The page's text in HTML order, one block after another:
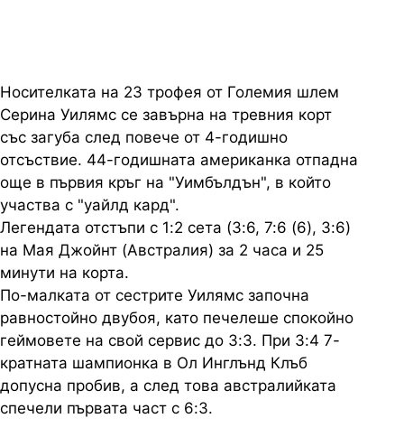
Носителката на 23 трофея от Големия шлем
Серина Уилямс се завърна на тревния корт
със загуба след повече от 4-годишно
отсъствие. 44-годишната американка отпадна
още в първия кръг на "Уимбълдън", в който
участва с "уайлд кард".
Легендата отстъпи с 1:2 сета (3:6, 7:6 (6), 3:6)
на Мая Джойнт (Австралия) за 2 часа и 25
минути на корта.
По-малката от сестрите Уилямс започна
равностойно двубоя, като печелеше спокойно
геймовете на свой сервис до 3:3. При 3:4 7-
кратната шампионка в Ол Инглънд Клъб
допусна пробив, а след това австралийката
спечели първата част с 6:3.